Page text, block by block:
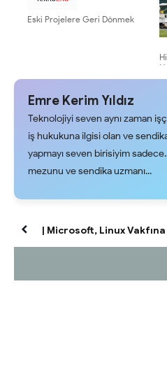
Eski Projelere Geri Dönmek
Emre Kerim Yıldız
Teknolojiyi seven aynı zaman
iş hukukuna ilgisi olan ve
yapmayı seven birisiyim
mezunu ve sendika uzmanı...
| Microsoft, Linux Vakfına